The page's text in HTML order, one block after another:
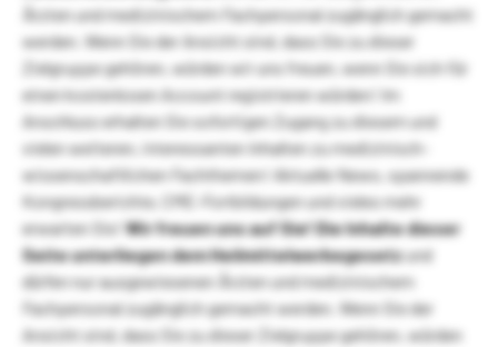
Ärzten und medizinischem Fachpersonal zugänglich gemacht
werden. Wenn Sie der Ansicht sind, dass Sie zu dieser
Zielgruppe gehören, würden wir uns freuen, wenn Sie sich für
einen kostenlosen Account registrieren würden! Im
Anschluss erhalten Sie sofortigen Zugang zu diesem und
vielen weiteren, interessanten Inhalten zu medizinisch-
wissenschaftlichen Fachthemen! Aktuelle News, spannende
Kongressberichte, CME-Fortbildungen und vieles mehr
erwarten Sie!Wir freuen uns auf Sie!Die Inhalte dieser
Seite unterliegen dem Heilmittelwerbegesetzund
dürfen nur ausgewiesenen Ärzten und medizinischem
Fachpersonal zugänglich gemacht werden. Wenn Sie der
Ansicht sind, dass Sie zu dieser Zielgruppe gehören, würden